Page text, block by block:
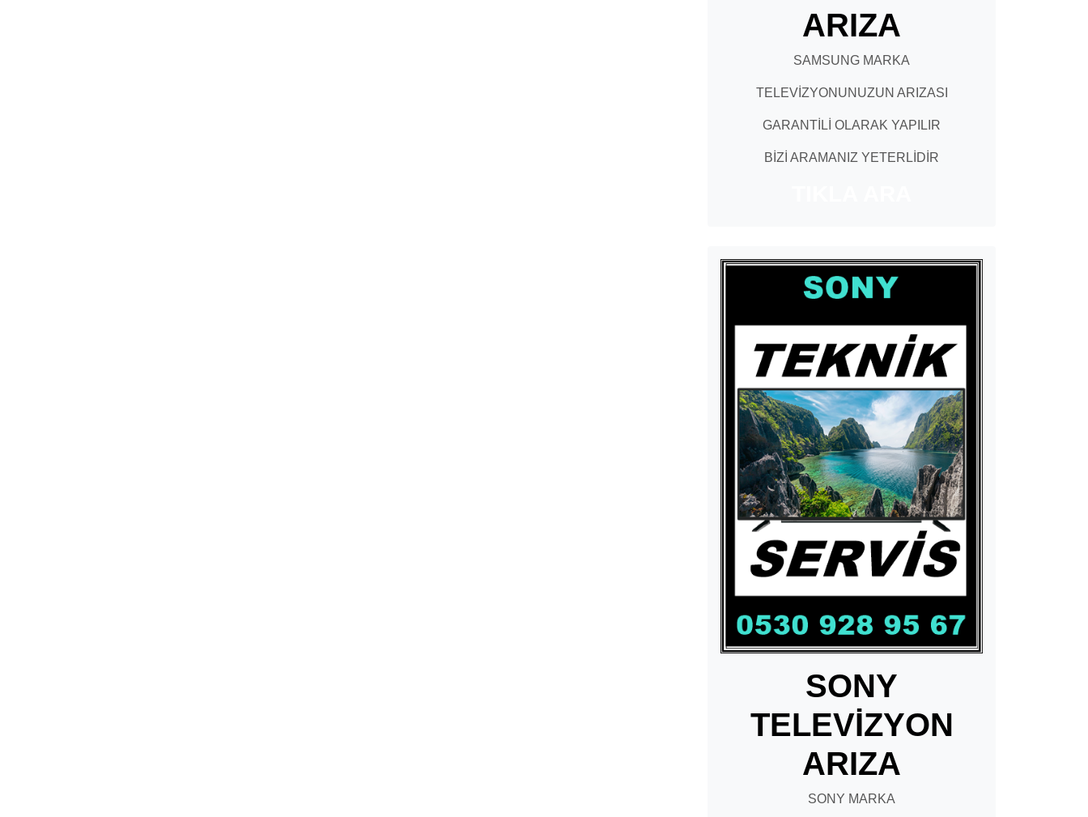
ARIZA
SAMSUNG MARKA
TELEVİZYONUNUZUN ARIZASI
GARANTİLİ OLARAK YAPILIR
BİZİ ARAMANIZ YETERLİDİR
SONY
TELEVİZYON
ARIZA
SONY MARKA